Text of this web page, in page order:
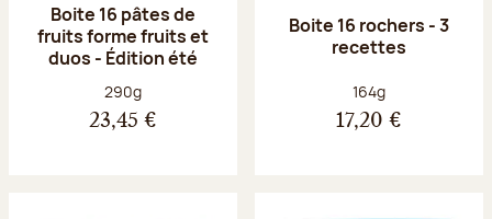
Boite 16 pâtes de
fruits forme fruits et
duos - Édition été
Poids net :
290g
23,45 €
Boite 16 rochers - 3
recettes
Poids net :
164g
17,20 €